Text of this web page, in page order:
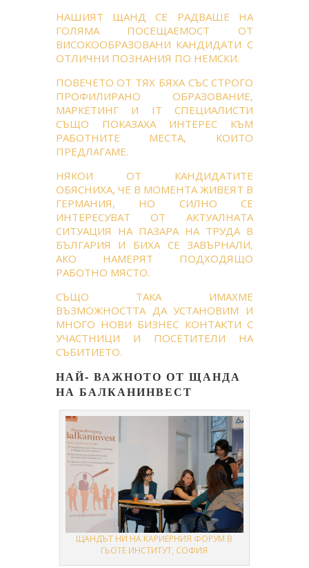
НАШИЯТ ЩАНД СЕ РАДВАШЕ НА
ГОЛЯМА ПОСЕЩАЕМОСТ ОТ
ВИСОКООБРАЗОВАНИ КАНДИДАТИ С
ОТЛИЧНИ ПОЗНАНИЯ ПО НЕМСКИ.
ПОВЕЧЕТО ОТ ТЯХ БЯХА СЪС СТРОГО
ПРОФИЛИРАНО ОБРАЗОВАНИЕ,
МАРКЕТИНГ И IT СПЕЦИАЛИСТИ
СЪЩО ПОКАЗАХА ИНТЕРЕС КЪМ
РАБОТНИТЕ МЕСТА, КОИТО
ПРЕДЛАГАМЕ.
НЯКОИ ОТ КАНДИДАТИТЕ
ОБЯСНИХА, ЧЕ В МОМЕНТА ЖИВЕЯТ В
ГЕРМАНИЯ, НО СИЛНО СЕ
ИНТЕРЕСУВАТ ОТ АКТУАЛНАТА
СИТУАЦИЯ НА ПАЗАРА НА ТРУДА В
БЪЛГАРИЯ И БИХА СЕ ЗАВЪРНАЛИ,
АКО НАМЕРЯТ ПОДХОДЯЩО
РАБОТНО МЯСТО.
СЪЩО ТАКА ИМАХМЕ
ВЪЗМОЖНОСТТА ДА УСТАНОВИМ И
МНОГО НОВИ БИЗНЕС КОНТАКТИ С
УЧАСТНИЦИ И ПОСЕТИТЕЛИ НА
СЪБИТИЕТО.
НАЙ- ВАЖНОТО ОТ ЩАНДА
НА БАЛКАНИНВЕСТ
ЩАНДЪТ НИ НА КАРИЕРНИЯ ФОРУМ В
ГЬОТЕ ИНСТИТУТ, СОФИЯ